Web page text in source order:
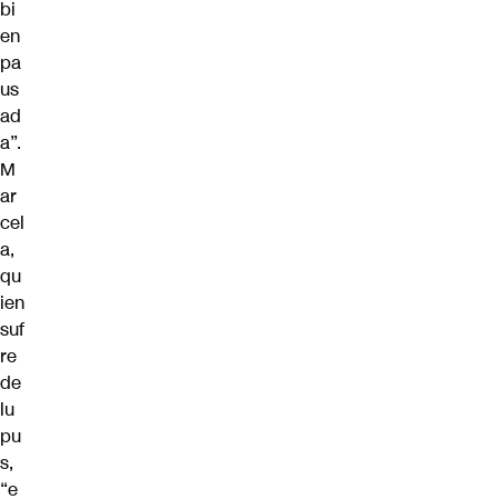
bi
en
pa
us
ad
a”.
M
ar
cel
a,
qu
ien
suf
re
de
lu
pu
s,
“e